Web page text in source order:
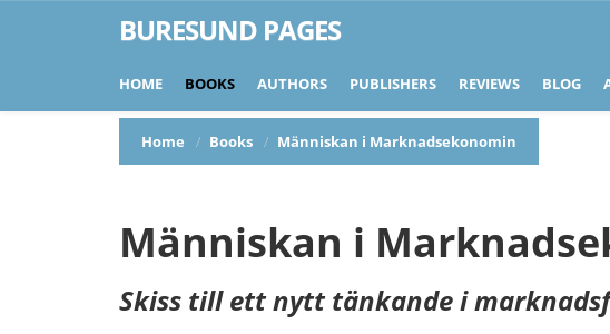
BURESUND PAGES
HOME BOOKS AUTHORS PUBLISHERS REVIEWS BLOG
Home Books Människan i Marknadsekonomin
Människan i
Skiss till ett nytt tänkande i